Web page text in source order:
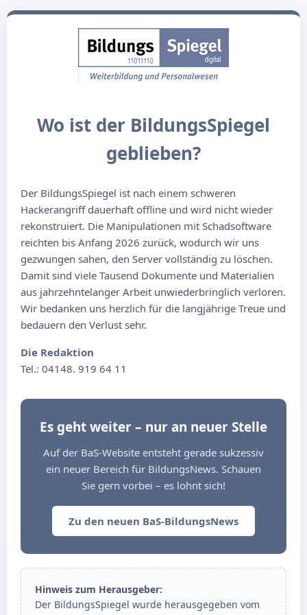
Wo ist der BildungsSpiegel
geblieben?
Der BildungsSpiegel ist nach einem schweren
Hackerangriff dauerhaft offline und wird nicht wieder
rekonstruiert. Die Manipulationen mit Schadsoftware
reichten bis Anfang 2026 zurück, wodurch wir uns
gezwungen sahen, den Server vollständig zu löschen.
Damit sind viele Tausend Dokumente und Materialien
aus jahrzehntelanger Arbeit unwiederbringlich verloren.
Wir bedanken uns herzlich für die langjährige Treue und
bedauern den Verlust sehr.
Die Redaktion
Tel.: 04148. 919 64 11
Es geht weiter – nur an neuer Stelle
Auf der BaS-Website entsteht gerade sukzessiv
ein neuer Bereich für BildungsNews. Schauen
Sie gern vorbei – es lohnt sich!
Zu den neuen BaS-BildungsNews
Hinweis zum Herausgeber:
Der BildungsSpiegel wurde herausgegeben vom